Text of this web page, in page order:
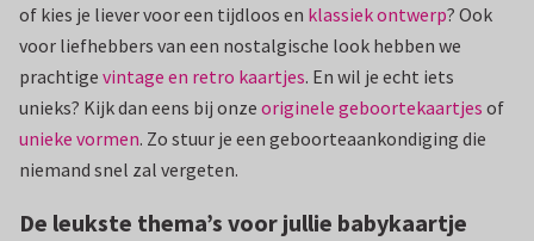
of kies je liever voor een tijdloos en klassiek ontwerp? Ook
voor liefhebbers van een nostalgische look hebben we
prachtige vintage en retro kaartjes. En wil je echt iets
unieks? Kijk dan eens bij onze originele geboortekaartjes of
unieke vormen. Zo stuur je een geboorteaankondiging die
niemand snel zal vergeten.
De leukste thema’s voor jullie babykaartje